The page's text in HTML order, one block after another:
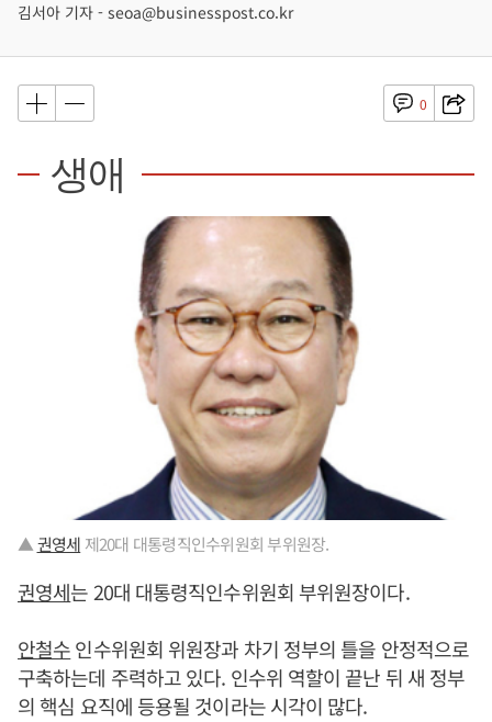
김서아 기자 - seoa@businesspost.co.kr
0
생애
▲권영세 제20대 대통령직인수위원회 부위원장.
권영세는 20대 대통령직인수위원회 부위원장이다.
안철수인수위원회 위원장과 차기 정부의 틀을 안정적으로
구축하는데 주력하고 있다. 인수위 역할이 끝난 뒤 새 정부
의 핵심 요직에 등용될 것이라는 시각이 많다.